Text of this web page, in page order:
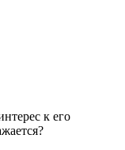
к его